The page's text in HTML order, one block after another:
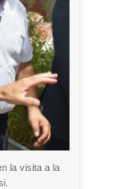
la visita a la